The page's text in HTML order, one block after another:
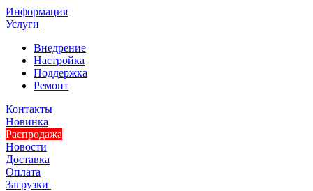
Информация
Услуги
Внедрение
Настройка
Поддержка
Ремонт
Контакты
Новинка
Распродажа
Новости
Доставка
Оплата
Загрузки